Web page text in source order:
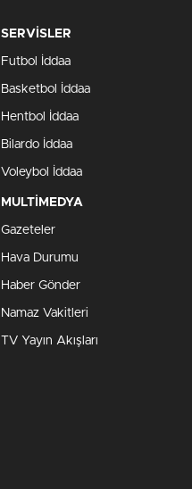
SERVİSLER
Futbol İddaa
Basketbol İddaa
Hentbol İddaa
Bilardo İddaa
Voleybol İddaa
MULTİMEDYA
Gazeteler
Hava Durumu
Haber Gönder
Namaz Vakitleri
TV Yayın Akışları